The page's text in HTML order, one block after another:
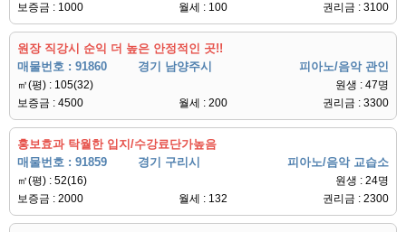
보증금 : 1000
월세 : 100 권리금 : 3100
원장 직강시 순익 더 높은 안정적인 곳!!
매물번호 : 91860
경기 남양주시 피아노/음악 관인
㎡(평) : 105(32)
원생 : 47명
보증금 : 4500
월세 : 200 권리금 : 3300
홍보효과 탁월한 입지/수강료단가높음
매물번호 : 91859
경기 구리시 피아노/음악 교습소
㎡(평) : 52(16)
원생 : 24명
보증금 : 2000
월세 : 132 권리금 : 2300